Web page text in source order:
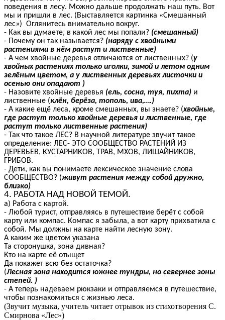
поведения в лесу. Можно дальше продолжать наш путь. Вот
мы и пришли в лес. (Выставляется картинка «Смешанный
лес») Оглянитесь внимательно вокруг.
- Как вы думаете, в какой лес мы попали? (смешанный)
- Почему он так называется? (наряду с хвойными
растениями в нём растут и лиственные)
- А чем хвойные деревья отличаются от лиственных? (у
хвойных растениях только иголки, зимой и летом одним
зелёным цветом, а у лиственных деревьях листочки и
осенью они опадают )
- Назовите хвойные деревья (ель, сосна, туя, пихта) и
лиственные (клён, берёза, тополь, ива,….)
- А какие ещё леса, кроме смешанных, вы знаете? (хвойные,
где растут только хвойные деревья и лиственные, где
растут только лиственные растения)
- Так что такое ЛЕС? В научной литературе звучит такое
определение: ЛЕС- ЭТО СООБЩЕСТВО РАСТЕНИЙ ИЗ
ДЕРЕВЬЕВ, КУСТАРНИКОВ, ТРАВ, МХОВ, ЛИШАЙНИКОВ,
ГРИБОВ.
- Дети, как вы понимаете лексическое значение слова
СООБЩЕСТВО? (живут растения между собой дружно,
близко)
4. РАБОТА НАД НОВОЙ ТЕМОЙ.
а) Работа с картой.
- Любой турист, отправляясь в путешествие берёт с собой
карту или компас. Компас я забыла, а вот карту прихватила с
собой. Мы должны на карте найти лесную зону.
А каким же цветом указана
Та сторонушка, зона дивная?
Кто на карте её отыщет
Да покажет всю без остаточка?
(Лесная зона находится южнее тундры, но севернее зоны
степей. )
- А теперь надеваем рюкзаки и отправляемся в путешествие,
чтобы познакомиться с жизнью леса.
(Звучит музыка, учитель читает отрывок из стихотворения С.
Смирнова «Лес»)